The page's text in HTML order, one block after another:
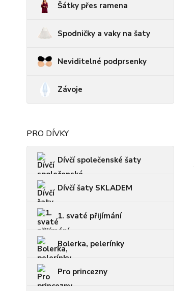
Šátky přes ramena
Spodničky a vaky na šaty
Neviditelné podprsenky
Závoje
PRO DÍVKY
Dívčí společenské šaty
Dívčí šaty SKLADEM
1. svaté přijímání
Bolerka, pelerínky
Pro princezny